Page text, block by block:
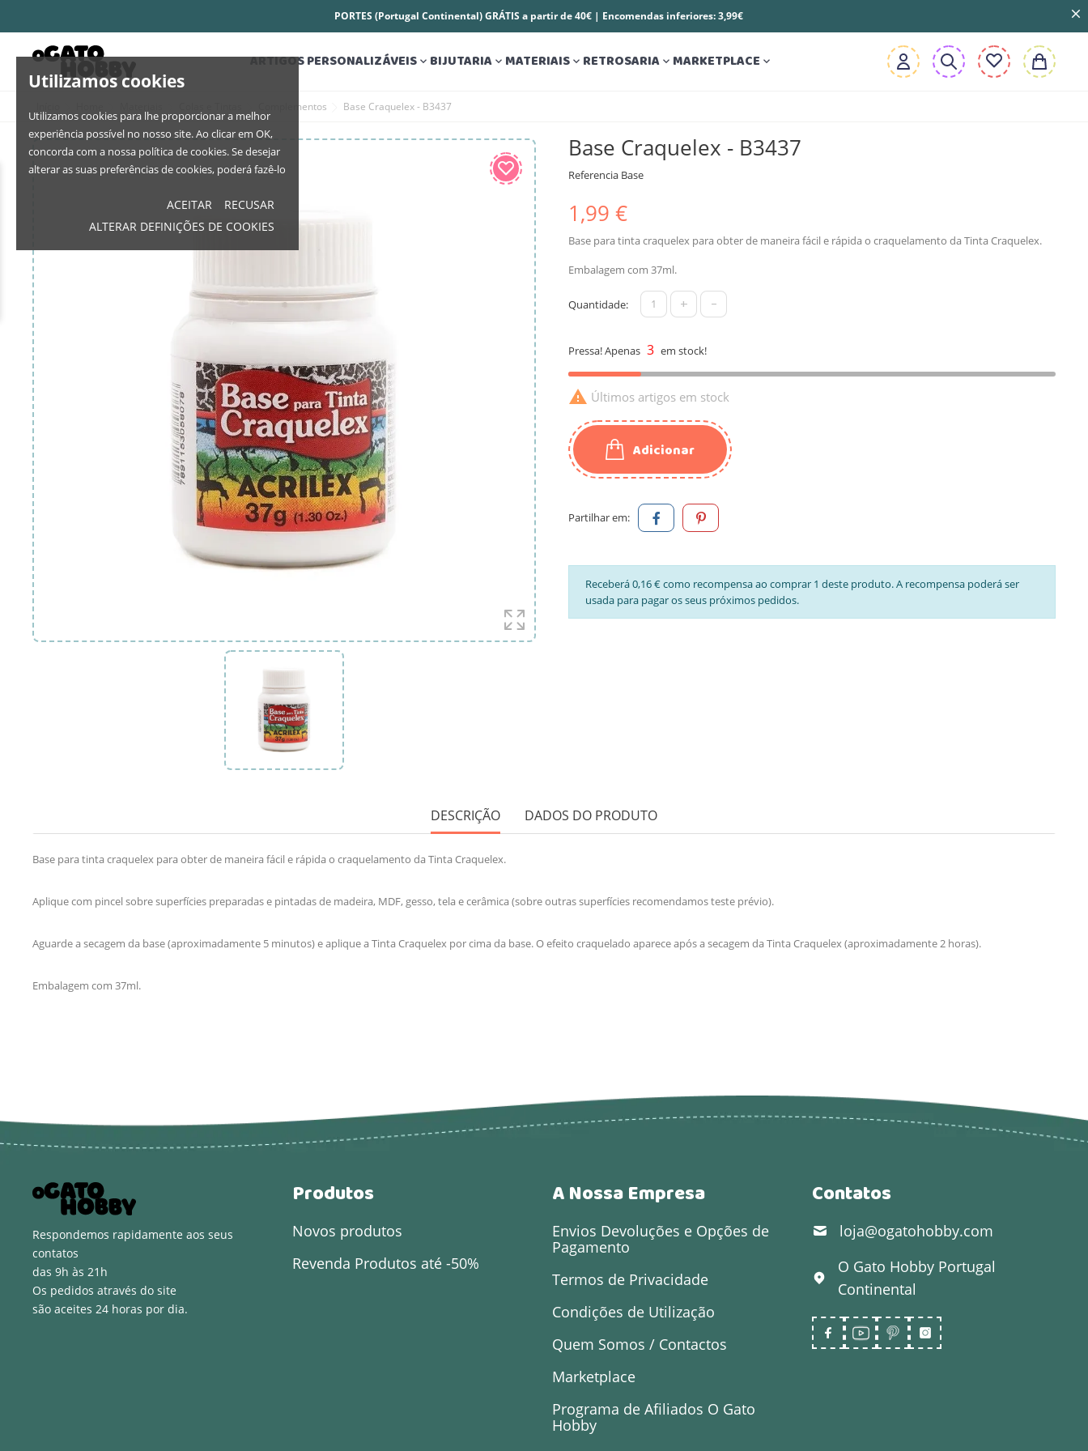
Utilizamos cookies
Utilizamos cookies para lhe proporcionar a melhor
experiência possível no nosso site. Ao clicar em OK,
concorda com a nossa política de cookies. Se desejar
alterar as suas preferências de cookies, poderá fazê-lo
ACEITAR
RECUSAR
ALTERAR DEFINIÇÕES DE COOKIES
PORTES (Portugal Continental) GRÁTIS a partir de 40€ | Encomendas inferiores: 3,99€
ARTIGOS PERSONALIZÁVEIS BIJUTARIA MATERIAIS RETROSARIA MARKETPLACE 
Complementos Base Craquelex - B3437
Base Craquelex - B3437
Referencia Base
1,99 €
Base para tinta craquelex para obter de maneira fácil e rápida o craquelamento da Tinta Craquelex.
Embalagem com 37ml.
Quantidade: + -
Pressa! Apenas 3 em stock!
 Últimos artigos em stock
Adicionar
Partilhar em:
Receberá 0,16 € como recompensa ao comprar 1 deste produto. A recompensa poderá ser
usada para pagar os seus próximos pedidos.
DESCRIÇÃO DADOS DO PRODUTO
Base para tinta craquelex para obter de maneira fácil e rápida o craquelamento da Tinta Craquelex.
Aplique com pincel sobre superfícies preparadas e pintadas de madeira, MDF, gesso, tela e cerâmica (sobre outras superfícies recomendamos teste prévio).
Aguarde a secagem da base (aproximadamente 5 minutos) e aplique a Tinta Craquelex por cima da base. O efeito craquelado aparece após a secagem da Tinta Craquelex (aproximadamente 2 horas).
Embalagem com 37ml.
Respondemos rapidamente aos seus
contatos
das 9h às 21h
Os pedidos através do site
são aceites 24 horas por dia.
Produtos
Novos produtos
Revenda Produtos até -50%
A Nossa Empresa
Envios Devoluções e Opções de
Pagamento
Termos de Privacidade
Condições de Utilização
Quem Somos / Contactos
Marketplace
Programa de Afiliados O Gato
Hobby
Contatos
loja@ogatohobby.com
O Gato Hobby Portugal
Continental